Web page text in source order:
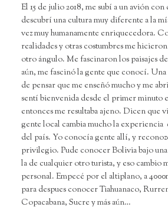
El 15 de julio 2018, me subí a un avión
descubrí una cultura muy diferente a la
vez muy humanamente enriquecedora.
realidades y otras costumbres me
otro ángulo. Me fascinaron los paisajes
aún, me fascinó la gente que conocí.
de pensar que me enseñó mucho y me
sentí bienvenida desde el primer minuto
entonces me resultaba ajeno. Dicen que
gente local cambia mucho la experiencia
del país. Yo conocía gente allí, y
privilegio. Pude conocer Bolivia bajo
la de cualquier otro turista, y eso cambio
personal. Empecé por el altiplano, a
para despues conocer Tiahuanaco,
Copacabana, Sucre y más aún…